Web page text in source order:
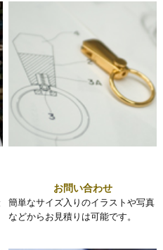
お問い合わせ
簡単なサイズ入りのイラストや写真
などからお見積りは可能です。